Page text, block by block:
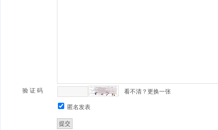
验 证 码 看不清？更换一张
匿名发表